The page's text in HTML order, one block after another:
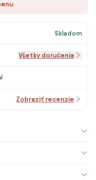
Skladom
Všetky doručenia
Zobraziť recenzie